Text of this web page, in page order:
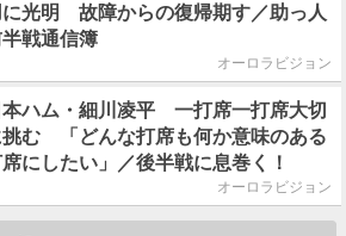
に光明 故障からの復帰期す／助っ人
戦通信簿
オーロラビジョン
本ハム・細川凌平 一打席一打席大切
挑む 「どんな打席も何か意味のある
にしたい」／後半戦に息巻く！
オーロラビジョン